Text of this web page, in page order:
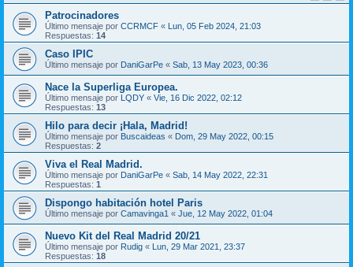
Patrocinadores
Último mensaje por CCRMCF « Lun, 05 Feb 2024, 21:03
Respuestas: 14
Caso IPIC
Último mensaje por DaniGarPe « Sab, 13 May 2023, 00:36
Nace la Superliga Europea.
Último mensaje por LQDY « Vie, 16 Dic 2022, 02:12
Respuestas: 13
Hilo para decir ¡Hala, Madrid!
Último mensaje por Buscaideas « Dom, 29 May 2022, 00:15
Respuestas: 2
Viva el Real Madrid.
Último mensaje por DaniGarPe « Sab, 14 May 2022, 22:31
Respuestas: 1
Dispongo habitación hotel Paris
Último mensaje por Camavinga1 « Jue, 12 May 2022, 01:04
Nuevo Kit del Real Madrid 20/21
Último mensaje por Rudig « Lun, 29 Mar 2021, 23:37
Respuestas: 18